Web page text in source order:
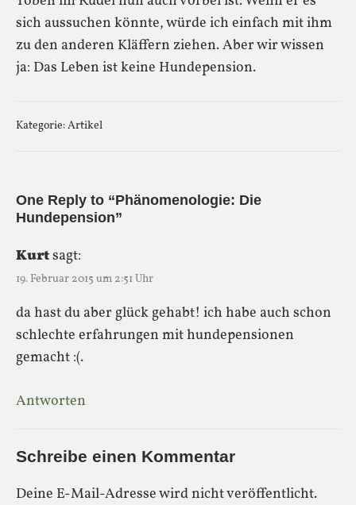
sich aussuchen könnte, würde ich einfach mit ihm
zu den anderen Kläffern ziehen. Aber wir wissen
ja: Das Leben ist keine Hundepension.
Kategorie:Artikel
One Reply to “Phänomenologie: Die
Hundepension”
Kurtsagt:
19. Februar 2015 um 2:51 Uhr
da hast du aber glück gehabt! ich habe auch schon
schlechte erfahrungen mit hundepensionen
gemacht :(.
Antworten
Schreibe einen Kommentar
Deine E-Mail-Adresse wird nicht veröffentlicht.